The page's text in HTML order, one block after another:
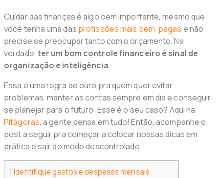
Cuidar das finanças é algo bem importante, mesmo que
você tenha uma das profissões mais bem-pagas e não
precise se preocupar tanto com o orçamento. Na
verdade, ter um bom controle financeiro é sinal de
organização e inteligência.
Essa é uma regra de ouro pra quem quer evitar
problemas, manter as contas sempre em dia e conseguir
se planejar para o futuro. Esse é o seu caso? Aqui na
Pitágoras, a gente pensa em tudo! Então, acompanhe o
post a seguir pra começar a colocar nossas dicas em
prática e sair do modo descontrolado.
1 Identifique gastos e despesas mensais